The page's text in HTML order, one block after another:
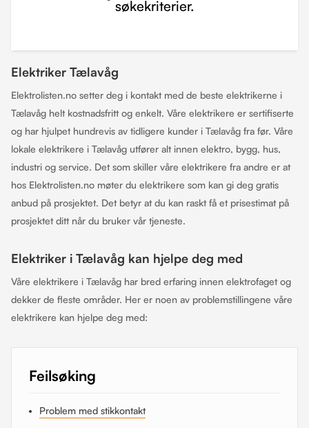
søkekriterier.
Elektriker Tælavåg
Elektrolisten.no setter deg i kontakt med de beste elektrikerne i
Tælavåg helt kostnadsfritt og enkelt. Våre elektrikere er sertifiserte
og har hjulpet hundrevis av tidligere kunder i Tælavåg fra før. Våre
lokale elektrikere i Tælavåg utfører alt innen elektro, bygg, hus,
industri og service. Det som skiller våre elektrikere fra andre er at
hos Elektrolisten.no møter du elektrikere som kan gi deg gratis
anbud på prosjektet. Det betyr at du kan raskt få et prisestimat på
prosjektet ditt når du bruker vår tjeneste.
Elektriker i Tælavåg kan hjelpe deg med
Våre elektrikere i Tælavåg har bred erfaring innen elektrofaget og
dekker de fleste områder. Her er noen av problemstillingene våre
elektrikere kan hjelpe deg med:
Feilsøking
Problem med stikkontakt